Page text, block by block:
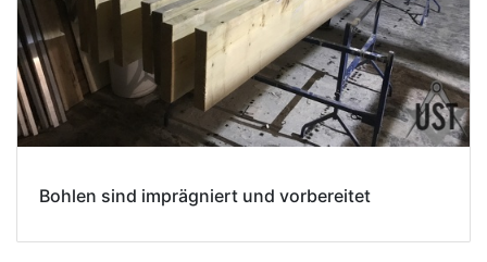
Bohlen sind imprägniert und vorbereitet